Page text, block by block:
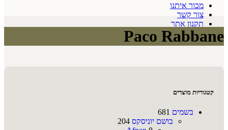
מכור איתנו
צור קשר
תקנון אתר
Paco Rabbane
קטגוריות מוצרים
בשמים 681
בושם יוניסקס 204